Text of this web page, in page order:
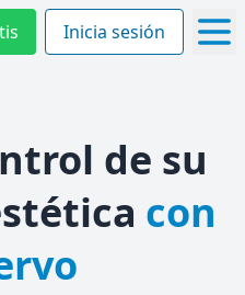
Inicia sesión
de su
con